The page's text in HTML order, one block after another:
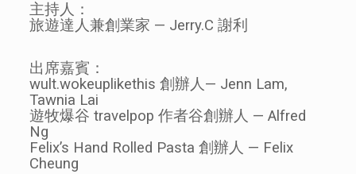
主持人：
旅遊達人兼創業家 — Jerry.C 謝利
出席嘉賓：
wult.wokeuplikethis 創辦人— Jenn Lam,
Tawnia Lai
遊牧爆谷 travelpop 作者谷創辦人 — Alfred
Ng
Felix’s Hand Rolled Pasta 創辦人 — Felix
Cheung